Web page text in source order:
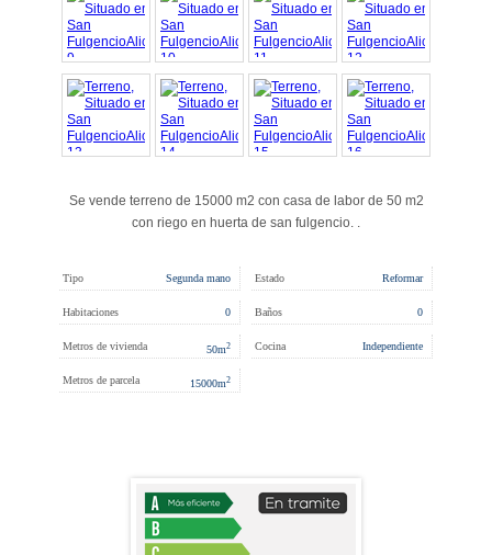
Se vende terreno de 15000 m2 con casa de labor de 50 m2
con riego en huerta de san fulgencio. .
Tipo Segunda mano Estado Reformar
Habitaciones 0 Baños 0
Metros de vivienda 50m2 Cocina Independiente
Metros de parcela 15000m2